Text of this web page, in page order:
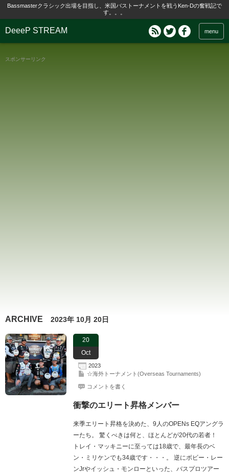
Bassmasterクラシック出場を目指し、米国バストーナメントを戦うKen-Dの奮戦記で
す。。。
DeeeP STREAM menu
スポンサーリンク
ARCHIVE 2023年 10月 20日
20
Oct
2023
☆海外トーナメント(Overseas Tournaments)
コメントを書く
衝撃のエリート昇格メンバー
来季エリート昇格を決めた、9人のOPENs EQアングラ
ーたち。 驚くべきは何と、ほとんどが20代の若者！
トレイ・マッキニーに至っては18歳で、最年長のベ
ン・ミリケンでも34歳です・・・。 逆にボビー・レー
ンJrやイッシュ・モンローといった、バスプロツアー